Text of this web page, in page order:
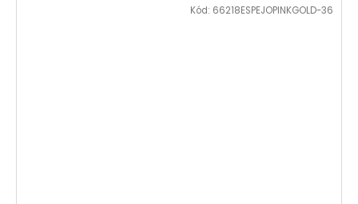
Kód: 66218ESPEJOPINKGOLD-36